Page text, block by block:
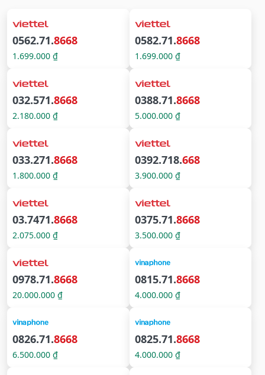
0562.71.8668
1.699.000 ₫
0582.71.8668
1.699.000 ₫
032.571.8668
2.180.000 ₫
0388.71.8668
5.000.000 ₫
033.271.8668
1.800.000 ₫
0392.718.668
3.900.000 ₫
03.7471.8668
2.075.000 ₫
0375.71.8668
3.500.000 ₫
0978.71.8668
20.000.000 ₫
0815.71.8668
4.000.000 ₫
0826.71.8668
6.500.000 ₫
0825.71.8668
4.000.000 ₫